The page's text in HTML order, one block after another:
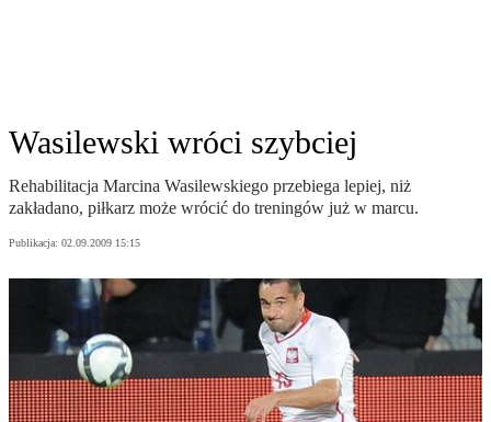
Wasilewski wróci szybciej
Rehabilitacja Marcina Wasilewskiego przebiega lepiej, niż
zakładano, piłkarz może wrócić do treningów już w marcu.
Publikacja: 02.09.2009 15:15